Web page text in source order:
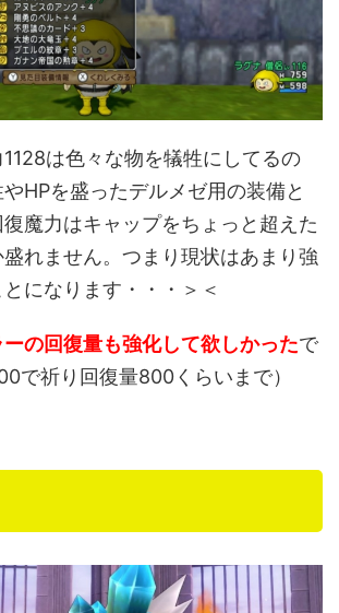
は色々な物を犠牲にしてるの
HPを盛ったデルメゼ用の装備と
魔力はキャップをちょっと超えた
盛れません。つまり現状はあまり強
になります・・・＞＜
の回復量も強化して欲しかったで
で祈り回復量800くらいまで）